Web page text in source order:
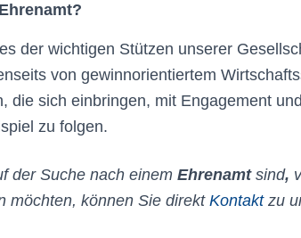
der wichtigen Stützen unserer
von gewinnorientiertem
die sich einbringen, mit Engagement
zu folgen.
der Suche nach einem Ehrenamt sind,
möchten, können Sie direktKontaktzu